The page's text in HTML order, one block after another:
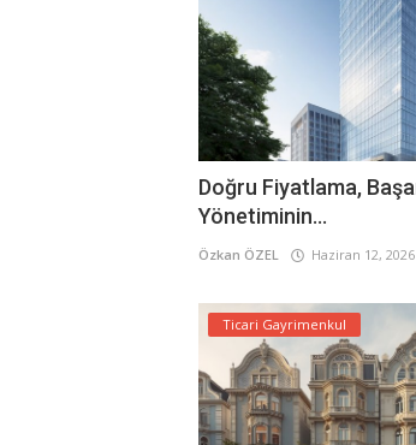
Doğru Fiyatlama,
Yönetiminin...
Özkan ÖZEL Haziran 12, 2026
Ticari Gayrimenkul